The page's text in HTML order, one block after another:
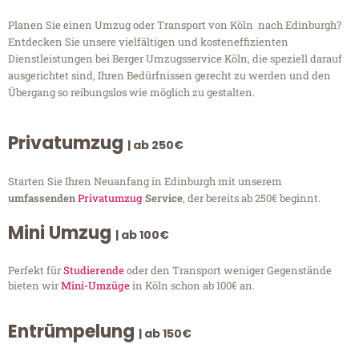
Planen Sie einen Umzug oder Transport von Köln nach Edinburgh?
Entdecken Sie unsere vielfältigen und kosteneffizienten
Dienstleistungen bei Berger Umzugsservice Köln, die speziell darauf
ausgerichtet sind, Ihren Bedürfnissen gerecht zu werden und den
Übergang so reibungslos wie möglich zu gestalten.
Privatumzug | ab 250€
Starten Sie Ihren Neuanfang in Edinburgh mit unserem
umfassendenPrivatumzugService, der bereits ab 250€ beginnt.
Mini Umzug | ab 100€
Perfekt fürStudierendeoder den Transport weniger Gegenstände
bieten wirMini-Umzügein Köln schon ab 100€ an.
Entrümpelung | ab 150€